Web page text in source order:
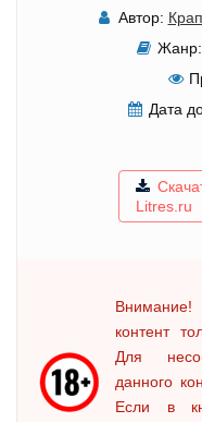
Автор:
Жанр:
Дата
Litres.ru
контент
Для
данного
Если в